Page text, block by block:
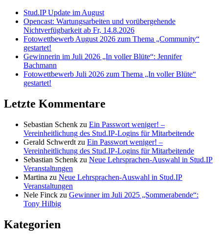
Stud.IP Update im August
Opencast: Wartungsarbeiten und vorübergehende
Nichtverfügbarkeit ab Fr, 14.8.2026
Fotowettbewerb August 2026 zum Thema „Community“
gestartet!
Gewinnerin im Juli 2026 „In voller Blüte“: Jennifer
Bachmann
Fotowettbewerb Juli 2026 zum Thema „In voller Blüte“
gestartet!
Letzte Kommentare
Sebastian Schenk zu Ein Passwort weniger! –
Vereinheitlichung des Stud.IP-Logins für Mitarbeitende
Gerald Schwerdt zu Ein Passwort weniger! –
Vereinheitlichung des Stud.IP-Logins für Mitarbeitende
Sebastian Schenk zu Neue Lehrsprachen-Auswahl in Stud.IP
Veranstaltungen
Martina zu Neue Lehrsprachen-Auswahl in Stud.IP
Veranstaltungen
Nele Finck zu Gewinner im Juli 2025 „Sommerabende“:
Tony Hilbig
Kategorien